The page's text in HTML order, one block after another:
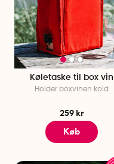
Køletaske til box vin
Holder boxvinen kold
259 kr
Køb